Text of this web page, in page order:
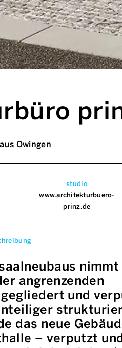
Owingen
studio
www.architekturbuero-
prinz.de
angrenzenden
und
das neue
– verputzt